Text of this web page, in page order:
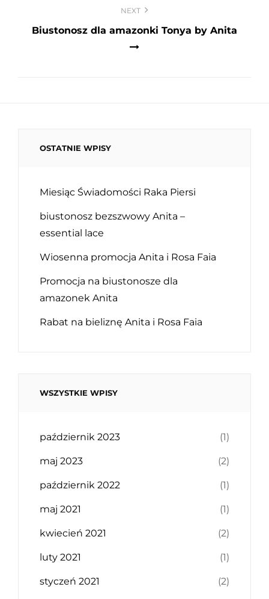
NEXT
Biustonosz dla amazonki Tonya by Anita
OSTATNIE WPISY
Miesiąc Świadomości Raka Piersi
biustonosz bezszwowy Anita –
essential lace
Wiosenna promocja Anita i Rosa Faia
Promocja na biustonosze dla
amazonek Anita
Rabat na bieliznę Anita i Rosa Faia
WSZYSTKIE WPISY
październik 2023 (1)
maj 2023 (2)
październik 2022 (1)
maj 2021 (1)
kwiecień 2021 (2)
luty 2021 (1)
styczeń 2021 (2)